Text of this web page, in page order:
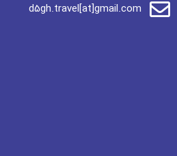
d5gh.travel[at]gmail.com